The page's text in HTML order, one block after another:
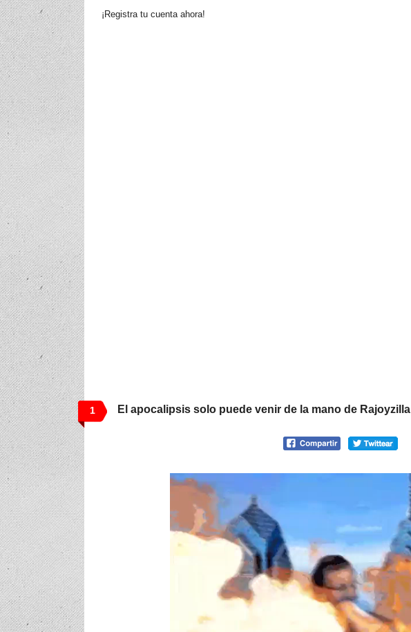
¡Registra tu cuenta ahora!
1 El apocalipsis solo puede venir de la mano de Rajoyzilla